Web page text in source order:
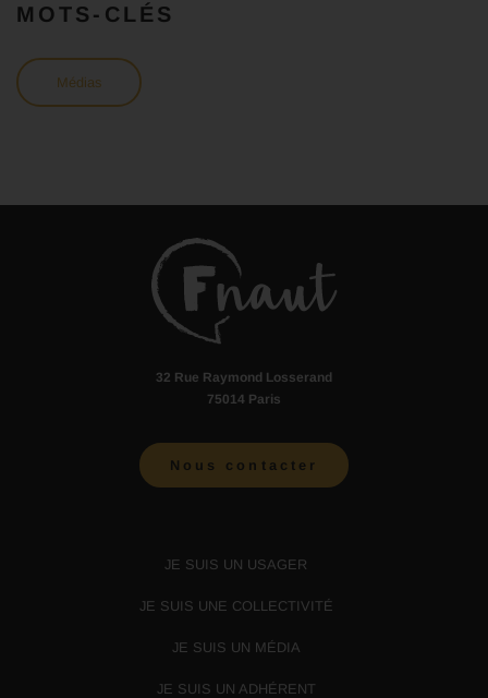
MOTS-CLÉS
Médias
32 Rue Raymond Losserand
75014 Paris
Nous contacter
JE SUIS UN USAGER
JE SUIS UNE COLLECTIVITÉ
JE SUIS UN MÉDIA
JE SUIS UN ADHÉRENT